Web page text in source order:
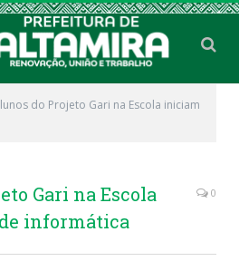
do Projeto Gari na Escola iniciam
Gari na Escola
informática
0